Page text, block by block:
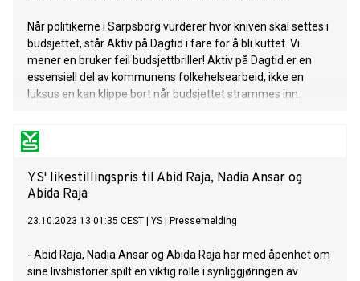
Når politikerne i Sarpsborg vurderer hvor kniven skal settes i
budsjettet, står Aktiv på Dagtid i fare for å bli kuttet. Vi
mener en bruker feil budsjettbriller! Aktiv på Dagtid er en
essensiell del av kommunens folkehelsearbeid, ikke en
luksus en kan klippe bort når budsjettet strammes inn.
YS' likestillingspris til Abid Raja, Nadia Ansar og
Abida Raja
23.10.2023 13:01:35 CEST YS Pressemelding
- Abid Raja, Nadia Ansar og Abida Raja har med åpenhet om
sine livshistorier spilt en viktig rolle i synliggjøringen av